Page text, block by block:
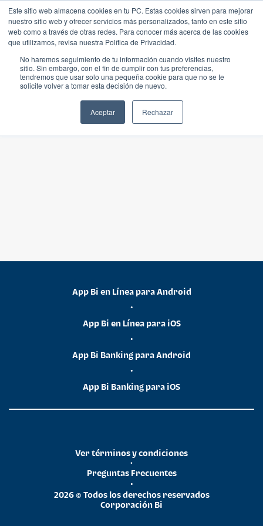
Este sitio web almacena cookies en tu PC. Estas cookies sirven para mejorar
nuestro sitio web y ofrecer servicios más personalizados, tanto en este sitio
web como a través de otras redes. Para conocer más acerca de las cookies
que utilizamos, revisa nuestra Política de Privacidad.
No haremos seguimiento de tu información cuando visites nuestro
sitio. Sin embargo, con el fin de cumplir con tus preferencias,
tendremos que usar solo una pequeña cookie para que no se te
solicite volver a tomar esta decisión de nuevo.
Aceptar Rechazar
App Bi en Línea para Android
•
App Bi en Línea para iOS
•
App Bi Banking para Android
•
App Bi Banking para iOS
2026 © Todos los derechos reservados
Corporación Bi
•
Preguntas Frecuentes
•
Ver términos y condiciones